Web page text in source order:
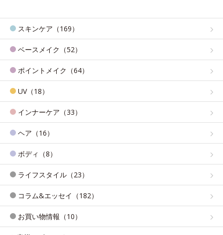
スキンケア（169）
ベースメイク（52）
ポイントメイク（64）
UV（18）
インナーケア（33）
ヘア（16）
ボディ（8）
ライフスタイル（23）
コラム&エッセイ（182）
お買い物情報（10）